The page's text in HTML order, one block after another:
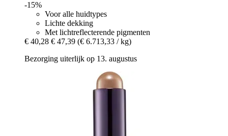
-15%
Voor alle huidtypes
Lichte dekking
Met lichtreflecterende pigmenten
€ 40,28 € 47,39 (€ 6.713,33 / kg)
Bezorging uiterlijk op 13. augustus